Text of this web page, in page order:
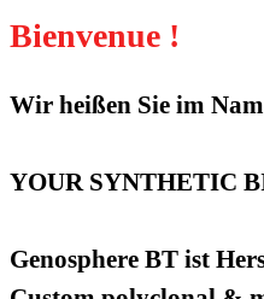
Bienvenue !
Wir heißen Sie im
YOUR SYNTHETIC
Genosphere BT ist